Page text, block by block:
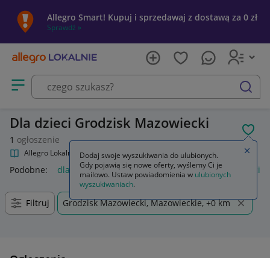
Allegro Smart! Kupuj i sprzedawaj z dostawą za 0 zł
Sprawdź »
Otwórz menu z kategoriami
szukaj
Dla dzieci Grodzisk Mazowiecki
1 ogłoszenie
Allegro Lokalnie Kultura i rozrywka Muzyka Dla dzieci
Podobne: dla dzieci basen dla dzieci huśtawka dla dzieci
Filtruj Grodzisk Mazowiecki, Mazowieckie, +0 km
Dodaj swoje wyszukiwania do ulubionych.
Gdy pojawią się nowe oferty, wyślemy Ci je
mailowo. Ustaw powiadomienia w ulubionych
wyszukiwaniach.